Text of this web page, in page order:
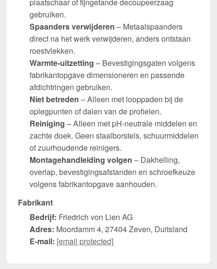
gebruiken.
Spaanders verwijderen – Metaalspaanders
direct na het werk verwijderen, anders ontstaan
roestvlekken.
Warmte-uitzetting – Bevestigingsgaten volgens
fabrikantopgave dimensioneren en passende
afdichtringen gebruiken.
Niet betreden – Alleen met looppaden bij de
oplegpunten of dalen van de profielen.
Reiniging – Alleen met pH-neutrale middelen en
zachte doek. Geen staalborstels, schuurmiddelen
of zuurhoudende reinigers.
Montagehandleiding volgen – Dakhelling,
overlap, bevestigingsafstanden en schroefkeuze
volgens fabrikantopgave aanhouden.
Fabrikant
Bedrijf: Friedrich von Lien AG
Adres: Moordamm 4, 27404 Zeven, Duitsland
E-mail: [email protected]